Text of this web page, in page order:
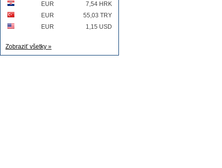
EUR
7,54 HRK
EUR
55,03 TRY
EUR
1,15 USD
Zobraziť všetky »